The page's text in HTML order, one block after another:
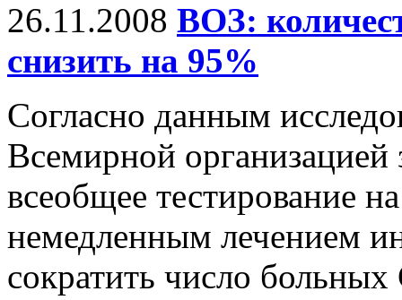
26.11.2008 ВОЗ:
снизить на 95%
Согласно данным
Всемирной
всеобщее тестирование
немедленным лечением
сократить число